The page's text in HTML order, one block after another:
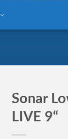
Sonar
LIVE 9“